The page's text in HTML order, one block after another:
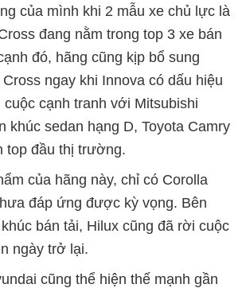
của mình khi 2 mẫu xe chủ lực là
đang nằm trong top 3 xe bán
đó, hãng cũng kịp bổ sung
ngay khi Innova có dấu hiệu
cạnh tranh với Mitsubishi
khúc sedan hạng D, Toyota Camry
top đầu thị trường.
của hãng này, chỉ có Corolla
đáp ứng được kỳ vọng. Bên
bán tải, Hilux cũng đã rời cuộc
ngày trở lại.
cũng thể hiện thế mạnh gần